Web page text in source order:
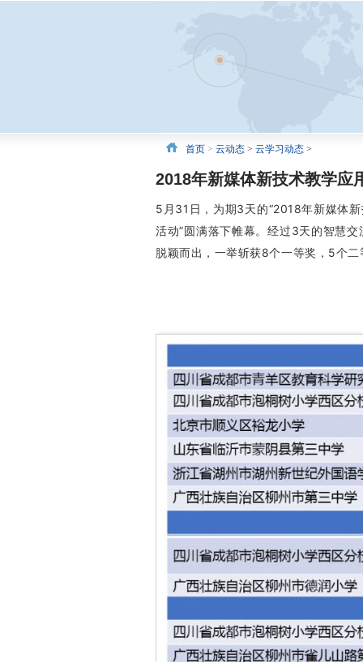
首页 > 云动态 > 云学习动态 >
2018年新媒体新技术教学应
5月31日，为期3天的“2018年新媒体
活动”圆满落下帷幕。经过3天的智慧
脱颖而出，一举斩获8个一等奖，5个